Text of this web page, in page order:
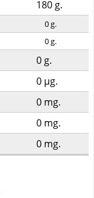
180 g.
0g.
0g.
0 g.
0 µg.
0 mg.
0 mg.
0 mg.